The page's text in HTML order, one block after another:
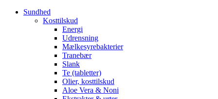
Sundhed
Kosttilskud
Energi
Udrensning
Mælkesyrebakterier
Tranebær
Slank
Te (tabletter)
Olier, kosttilskud
Aloe Vera & Noni